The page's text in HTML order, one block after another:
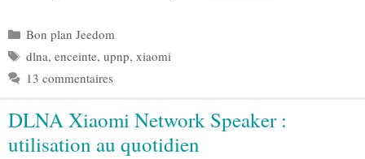
Catégories
Bon plan Jeedom
Étiquettes
dlna, enceinte, upnp, xiaomi
13 commentaires
DLNA Xiaomi Network Speaker :
utilisation au quotidien